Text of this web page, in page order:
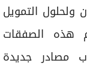
ولحلول التمويل
هذه الصفقات
مصادر جديدة